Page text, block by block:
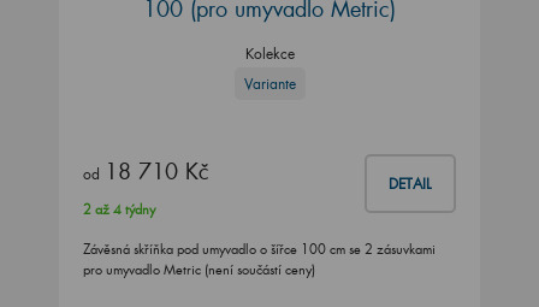
100 (pro umyvadlo Metric)
Kolekce
Variante
od 18 710 Kč DETAIL
2 až 4 týdny
Závěsná skříňka pod umyvadlo o šířce 100 cm se 2 zásuvkami
pro umyvadlo Metric (není součástí ceny)